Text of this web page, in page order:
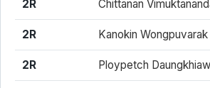
2R Chittanan
2R Kanokin Wongpuvarak
2R Ploypetch Daungkhiaw